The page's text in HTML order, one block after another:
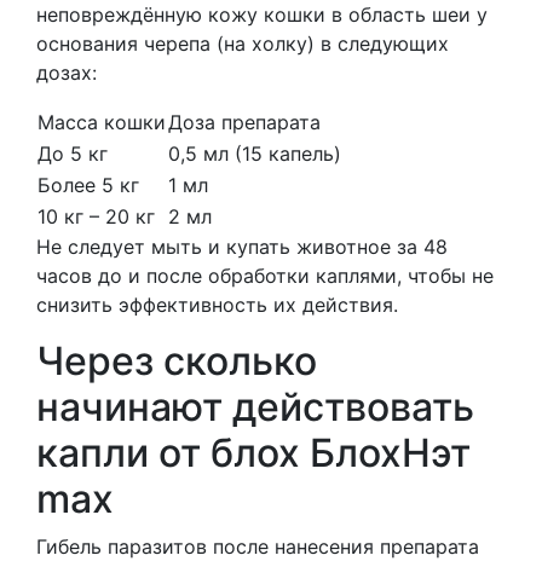
неповреждённую кожу кошки в область шеи у
основания черепа (на холку) в следующих
дозах:
Масса кошкиДоза препарата
До 5 кг
0,5 мл (15 капель)
Более 5 кг
1 мл
10 кг – 20 кг 2 мл
Не следует мыть и купать животное за 48
часов до и после обработки каплями, чтобы не
снизить эффективность их действия.
Через сколько
начинают действовать
капли от блох БлохНэт
max
Гибель паразитов после нанесения препарата